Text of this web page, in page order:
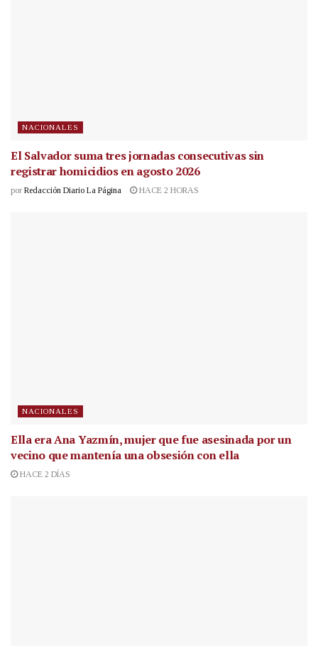
NACIONALES
El Salvador suma tres jornadas consecutivas sin
registrar homicidios en agosto 2026
por Redacción Diario La Página HACE 2 HORAS
NACIONALES
Ella era Ana Yazmín, mujer que fue asesinada por un
vecino que mantenía una obsesión con ella
HACE 2 DÍAS